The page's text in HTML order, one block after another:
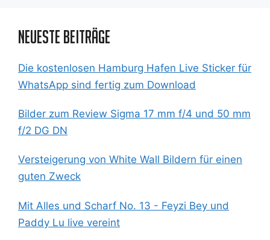
Neueste Beiträge
Die kostenlosen Hamburg Hafen Live Sticker für
WhatsApp sind fertig zum Download
Bilder zum Review Sigma 17 mm f/4 und 50 mm
f/2 DG DN
Versteigerung von White Wall Bildern für einen
guten Zweck
Mit Alles und Scharf No. 13 - Feyzi Bey und
Paddy Lu live vereint